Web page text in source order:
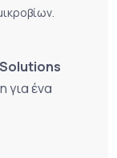
για ένα